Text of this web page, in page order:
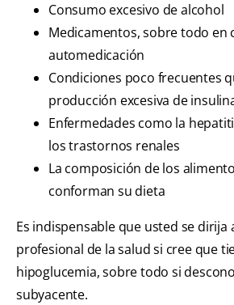
Consumo excesivo de alcohol
Medicamentos, sobre todo en
automedicación
Condiciones poco frecuentes
producción excesiva de
Enfermedades como la
los trastornos renales
La composición de los
conforman su dieta
Es indispensable que usted se dirija
profesional de la salud si cree que
hipoglucemia, sobre todo si
subyacente.